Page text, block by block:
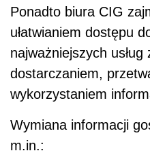
Ponadto biura CIG
ułatwianiem dostępu
najważniejszych usług
dostarczaniem,
wykorzystaniem
Wymiana informacji
m.in.: